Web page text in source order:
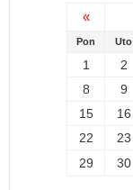
«
Pon Uto
1 2
8
9
15
16
22
23
29
30